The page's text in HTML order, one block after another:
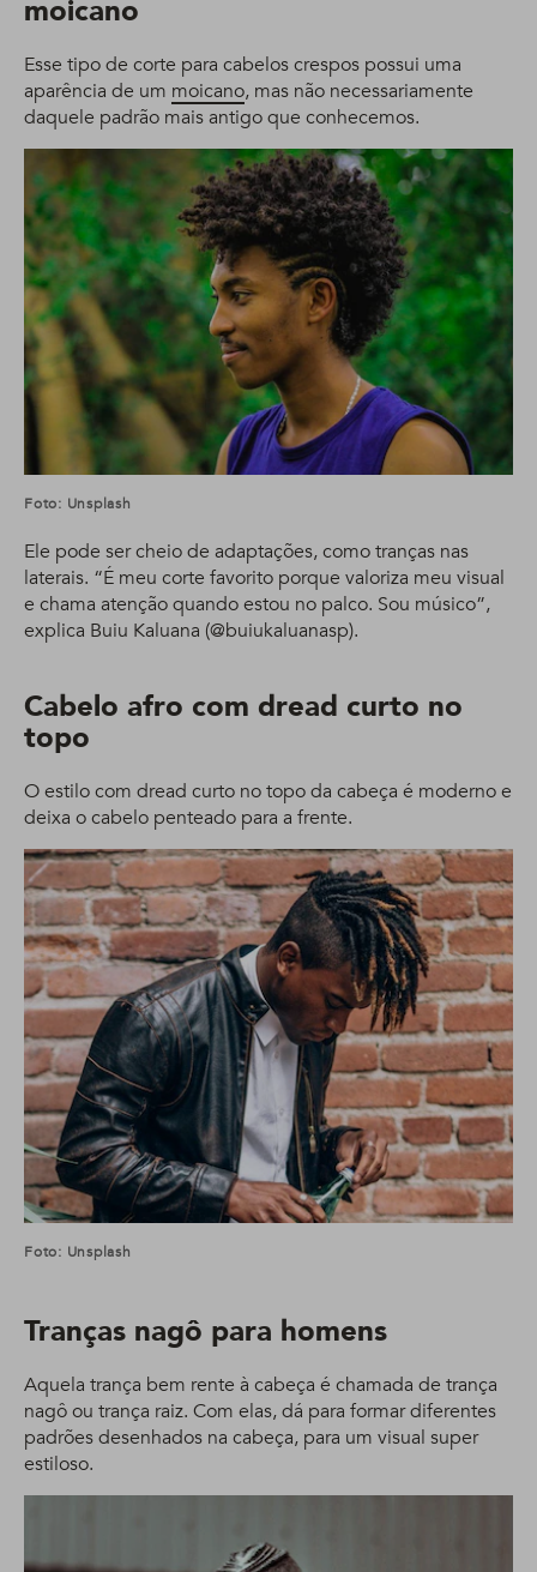
moicano
Esse tipo de corte para cabelos crespos possui uma
aparência de um moicano, mas não necessariamente
daquele padrão mais antigo que conhecemos.
Foto: Unsplash
Ele pode ser cheio de adaptações, como tranças nas
laterais. “É meu corte favorito porque valoriza meu visual
e chama atenção quando estou no palco. Sou músico”,
explica Buiu Kaluana (@buiukaluanasp).
Cabelo afro com dread curto no
topo
O estilo com dread curto no topo da cabeça é moderno e
deixa o cabelo penteado para a frente.
Foto: Unsplash
Tranças nagô para homens
Aquela trança bem rente à cabeça é chamada de trança
nagô ou trança raiz. Com elas, dá para formar diferentes
padrões desenhados na cabeça, para um visual super
estiloso.